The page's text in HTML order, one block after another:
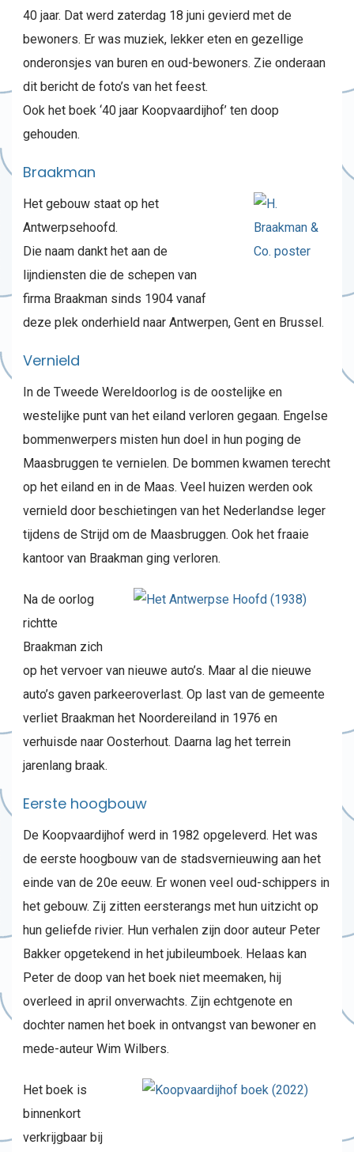
40 jaar. Dat werd zaterdag 18 juni gevierd met de
bewoners. Er was muziek, lekker eten en gezellige
onderonsjes van buren en oud-bewoners. Zie onderaan
dit bericht de foto’s van het feest.
Ook het boek ‘40 jaar Koopvaardijhof’ ten doop
gehouden.
Braakman
Het gebouw staat op het
Antwerpsehoofd.
Die naam dankt het aan de
lijndiensten die de schepen van
firma Braakman sinds 1904 vanaf
deze plek onderhield naar Antwerpen, Gent en Brussel.
Vernield
In de Tweede Wereldoorlog is de oostelijke en
westelijke punt van het eiland verloren gegaan. Engelse
bommenwerpers misten hun doel in hun poging de
Maasbruggen te vernielen. De bommen kwamen terecht
op het eiland en in de Maas. Veel huizen werden ook
vernield door beschietingen van het Nederlandse leger
tijdens de Strijd om de Maasbruggen. Ook het fraaie
kantoor van Braakman ging verloren.
Na de oorlog
richtte
Braakman zich
op het vervoer van nieuwe auto’s. Maar al die nieuwe
auto’s gaven parkeeroverlast. Op last van de gemeente
verliet Braakman het Noordereiland in 1976 en
verhuisde naar Oosterhout. Daarna lag het terrein
jarenlang braak.
Eerste hoogbouw
De Koopvaardijhof werd in 1982 opgeleverd. Het was
de eerste hoogbouw van de stadsvernieuwing aan het
einde van de 20e eeuw. Er wonen veel oud-schippers in
het gebouw. Zij zitten eersterangs met hun uitzicht op
hun geliefde rivier. Hun verhalen zijn door auteur Peter
Bakker opgetekend in het jubileumboek. Helaas kan
Peter de doop van het boek niet meemaken, hij
overleed in april onverwachts. Zijn echtgenote en
dochter namen het boek in ontvangst van bewoner en
mede-auteur Wim Wilbers.
Het boek is
binnenkort
verkrijgbaar bij